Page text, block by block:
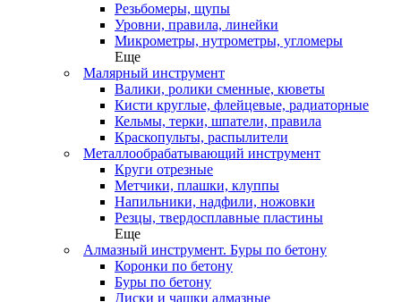
Резьбомеры, щупы
Уровни, правила, линейки
Микрометры, нутрометры, угломеры
Еще
Малярный инструмент
Валики, ролики сменные, кюветы
Кисти круглые, флейцевые, радиаторные
Кельмы, терки, шпатели, правила
Краскопульты, распылители
Металлообрабатывающий инструмент
Круги отрезные
Метчики, плашки, клуппы
Напильники, надфили, ножовки
Резцы, твердосплавные пластины
Еще
Алмазный инструмент. Буры по бетону
Коронки по бетону
Буры по бетону
Диски и чашки алмазные